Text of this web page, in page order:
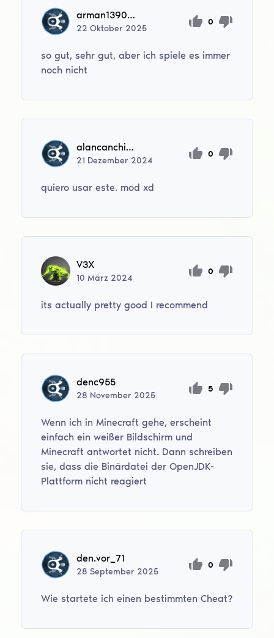
arman1390asgharpour
22Oktober 2025
0
so gut, sehr gut, aber ich spiele es immer
noch nicht
alancanchingregerreromiguel
21 Dezember 2024
0
quiero usar este. mod xd
V3X
10März 2024
0
its actually pretty good I recommend
denc955
28 November 2025
5
Wenn ich in Minecraft gehe, erscheint
einfach ein weißer Bildschirm und
Minecraft antwortet nicht. Dann schreiben
sie, dass die Binärdatei der OpenJDK-
Plattform nicht reagiert
den.vor_71
28September 2025
0
Wie startete ich einen bestimmten Cheat?